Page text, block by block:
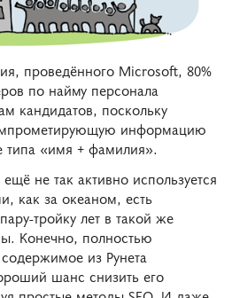
проведённого Microsoft, 80%
по найму персонала
кандидатов, поскольку
информацию
«имя + фамилия».
не так активно используется
как за океаном, есть
тройку лет в такой же
Конечно, полностью
из Рунета
шанс снизить его